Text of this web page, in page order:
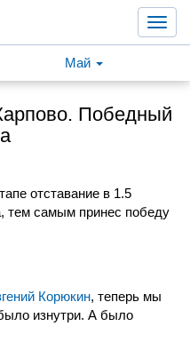
Май
Победный
отставание в 1.5
тем самым принес победу
Корюкин, теперь мы
изнутри. А было